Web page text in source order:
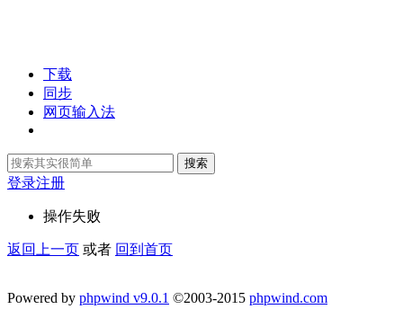
下载
同步
网页输入法
搜索
登录注册
操作失败
返回上一页 或者 回到首页
Powered by phpwind v9.0.1 ©2003-2015 phpwind.com